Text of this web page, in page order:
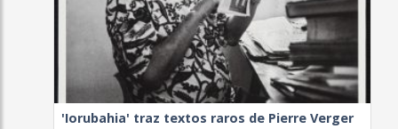
'Iorubahia' traz textos raros de Pierre Verger